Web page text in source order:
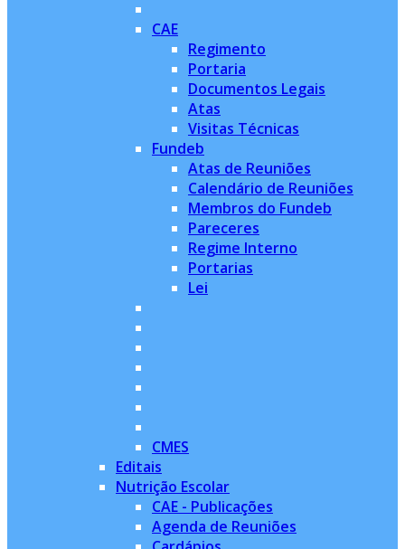
CAE
Regimento
Portaria
Documentos Legais
Atas
Visitas Técnicas
Fundeb
Atas de Reuniões
Calendário de Reuniões
Membros do Fundeb
Pareceres
Regime Interno
Portarias
Lei
CMES
Editais
Nutrição Escolar
CAE - Publicações
Agenda de Reuniões